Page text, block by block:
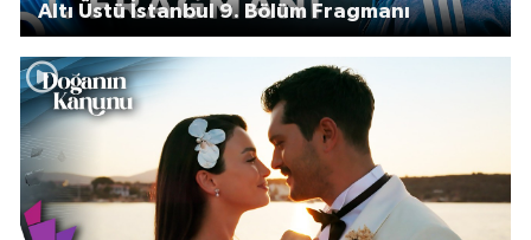
Altı Üstü İstanbul 9. Bölüm Fragmanı